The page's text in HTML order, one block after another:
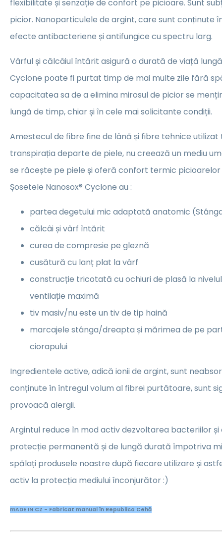
flexibilitate și senzație de confort pe picioare. Sunt
picior. Nanoparticulele de argint, care sunt conținute
efecte antibacteriene și antifungice cu spectru larg.
Vârful și călcâiul întărit asigură o durată de viață
Cyclone poate fi purtat timp de mai multe zile fără
capacitatea sa de a elimina mirosul de picior se
lungă de timp, chiar și în cele mai solicitante condiții.
Amestecul de fibre fine de lână și fibre tehnice
transpirația departe de piele, nu creează un mediu
se răcește pe piele și oferă confort termic
Șosetele Nanosox® Cyclone au :
partea degetului mic adaptată anatomic
călcâi și vârf întărit
curea de compresie pe gleznă
cusătură cu lanț plat la vârf
construcție tricotată cu ochiuri de plasă la
ventilație maximă
tiv masiv/nu este un tiv de tip haină
marcajele stânga/dreapta și mărimea de pe
ciorapului
Ingredientele active, adică ionii de argint, sunt
conținute în întregul volum al fibrei purtătoare, sunt
provoacă alergii.
Argintul reduce în mod activ dezvoltarea bacteriilor
protecție permanentă și de lungă durată împotriva
spălați produsele noastre după fiecare utilizare și
activ la protecția mediului înconjurător :)
mADE IN CZ - Fabricat manual în Republica Cehă